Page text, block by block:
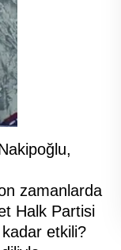
zamanlarda
Halk Partisi
etkili?